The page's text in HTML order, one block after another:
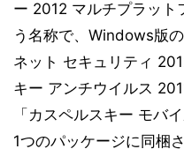
ー 2012 マルチプラット
う名称で、Windows版
ネット セキュリティ
キー アンチウイルス
「カスペルスキー モバ
1つのパッケージに同梱